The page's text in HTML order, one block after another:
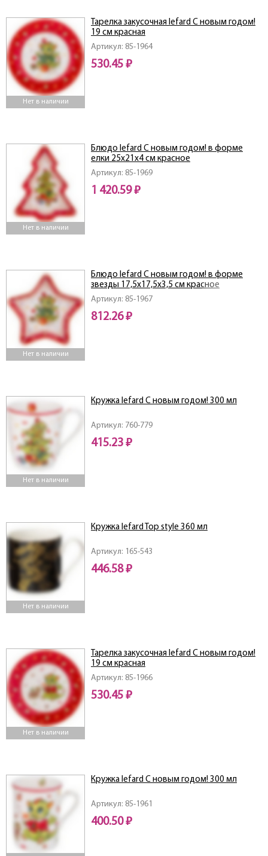
Нет в наличии
Артикул: 85-1964
Тарелка закусочная lefard С новым годом!
19 см красная
530.45 ₽
Нет в наличии
Артикул: 85-1969
Блюдо lefard С новым годом! в форме
елки 25х21х4 см красное
1 420.59 ₽
Нет в наличии
Артикул: 85-1967
Блюдо lefard С новым годом! в форме
звезды 17,5х17,5х3,5 см красное
812.26 ₽
Нет в наличии
Артикул: 760-779
Кружка lefard С новым годом! 300 мл
415.23 ₽
Нет в наличии
Артикул: 165-543
Кружка lefard Top style 360 мл
446.58 ₽
Нет в наличии
Артикул: 85-1966
Тарелка закусочная lefard С новым годом!
19 см красная
530.45 ₽
Артикул: 85-1961
Кружка lefard С новым годом! 300 мл
400.50 ₽